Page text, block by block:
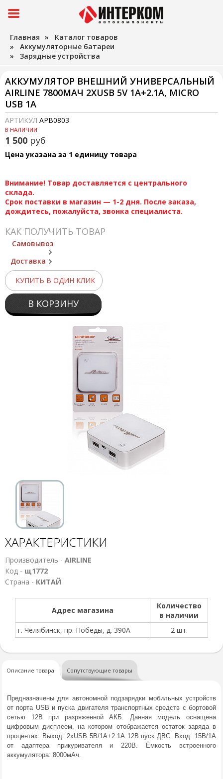
Главная » Каталог товаров
» Аккумуляторные батареи
» Зарядные устройства
АККУМУЛЯТОР ВНЕШНИЙ УНИВЕРСАЛЬНЫЙ
AIRLINE 7800МАЧ 2ХUSB 5V 1A+2.1A, MICRO
USB 1А
АРТИКУЛ APB0803
В НАЛИЧИИ
1 500 руб
Цена указана за 1 единицу товара
Внимание! Товар доставляется с центрального
склада.
Срок поставки в магазин — 1-2 дня. После заказа,
дождитесь, пожалуйста, звонка специалиста.
КАК ПОЛУЧИТЬ ТОВАР
Самовывоз
Доставка
КУПИТЬ В ОДИН КЛИК
В КОРЗИНУ
ХАРАКТЕРИСТИКИ
Производитель - AIRLINE
Код - щ1772
Страна - КИТАЙ
Адрес магазина
Количество
в наличии
г. Челябинск, пр. Победы, д. 390А
2 шт.
Описание товара Сопутствующие товары
Предназначены для автономной подзарядки мобильных устройств
от порта USB и пуска двигателя транспортных средств с бортовой
сетью 12В при разряженной АКБ. Данная модель оснащена
цифровым дисплеем, на котором отображается остаток заряда в
процентах. Выход: 2xUSB 5В/1A+2.1А 12В пуск ДВС. Вход: 15В/1А
от адаптера прикуривателя и 220В. Ёмкость встроенного
аккумулятора: 8000мАч.